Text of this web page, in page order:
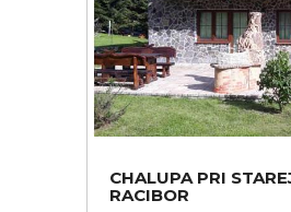
CHALUPA PRI
RACIBOR